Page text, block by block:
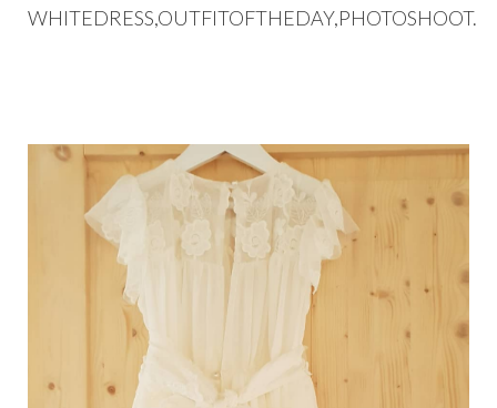
WHITEDRESS,OUTFITOFTHEDAY,PHOTOSHOOT.